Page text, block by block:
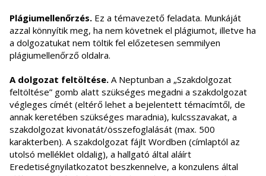
Plágiumellenőrzés. Ez a témavezető feladata. Munkáját
azzal könnyítik meg, ha nem követnek el plágiumot, illetve ha
a dolgozatukat nem töltik fel előzetesen semmilyen
plágiumellenőrző oldalra.
A dolgozat feltöltése. A Neptunban a „Szakdolgozat
feltöltése” gomb alatt szükséges megadni a szakdolgozat
végleges címét (eltérő lehet a bejelentett témacímtől, de
annak keretében szükséges maradnia), kulcsszavakat, a
szakdolgozat kivonatát/összefoglalását (max. 500
karakterben). A szakdolgozat fájlt Wordben (címlaptól az
utolsó melléklet oldalig), a hallgató által aláírt
Eredetiségnyilatkozatot beszkennelve, a konzulens által